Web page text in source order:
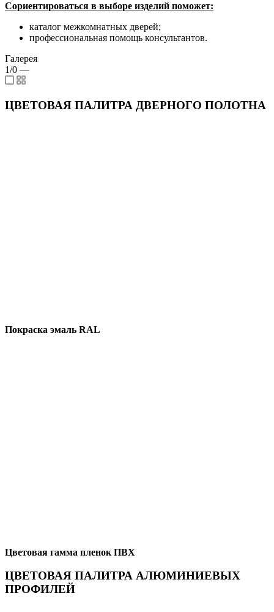
Сориентироваться в выборе изделий поможет:
каталог межкомнатных дверей;
профессиональная помощь консультантов.
Галерея
1/0 —
ЦВЕТОВАЯ ПАЛИТРА ДВЕРНОГО ПОЛОТНА
Покраска эмаль RAL
Цветовая гамма пленок ПВХ
ЦВЕТОВАЯ ПАЛИТРА АЛЮМИНИЕВЫХ
ПРОФИЛЕЙ